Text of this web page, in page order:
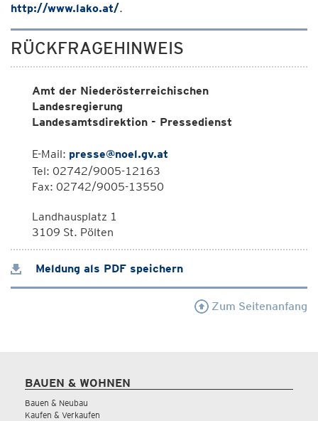
http://www.lako.at/.
RÜCKFRAGEHINWEIS
Amt der Niederösterreichischen
Landesregierung
Landesamtsdirektion - Pressedienst
E-Mail: presse@noel.gv.at
Tel: 02742/9005-12163
Fax: 02742/9005-13550
Landhausplatz 1
3109 St. Pölten
Meldung als PDF speichern
Zum Seitenanfang
BAUEN & WOHNEN
Bauen & Neubau
Kaufen & Verkaufen